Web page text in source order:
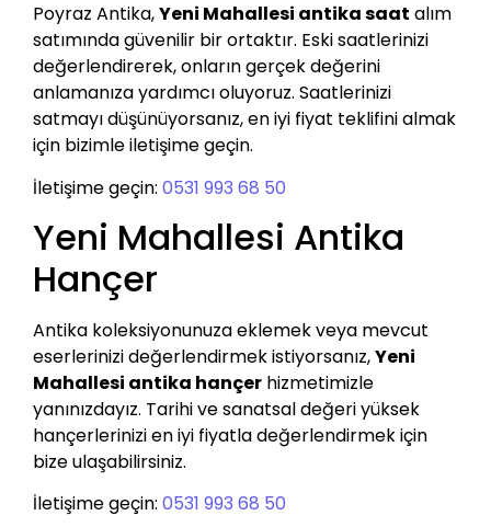
Poyraz Antika,Yeni Mahallesi antika saat alım
satımında güvenilir bir ortaktır. Eski saatlerinizi
değerlendirerek, onların gerçek değerini
anlamanıza yardımcı oluyoruz. Saatlerinizi
satmayı düşünüyorsanız, en iyi fiyat teklifini almak
için bizimle iletişime geçin.
İletişime geçin: 0531 993 68 50
Yeni Mahallesi Antika
Hançer
Antika koleksiyonunuza eklemek veya mevcut
eserlerinizi değerlendirmek istiyorsanız,Yeni
Mahallesi antika hançer hizmetimizle
yanınızdayız. Tarihi ve sanatsal değeri yüksek
hançerlerinizi en iyi fiyatla değerlendirmek için
bize ulaşabilirsiniz.
İletişime geçin: 0531 993 68 50